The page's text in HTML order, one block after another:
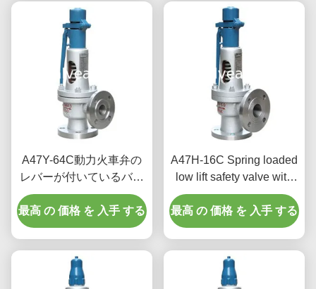
A47Y-64C動力火車弁の
レバーが付いているバネ
付きの低い上昇の安全弁
最高 の 価格 を 入手 する
A47H-16C Spring loaded
low lift safety valve with
alever（A47H）suitable
for equipment and piping
for steam , air
最高 の 価格 を 入手 する